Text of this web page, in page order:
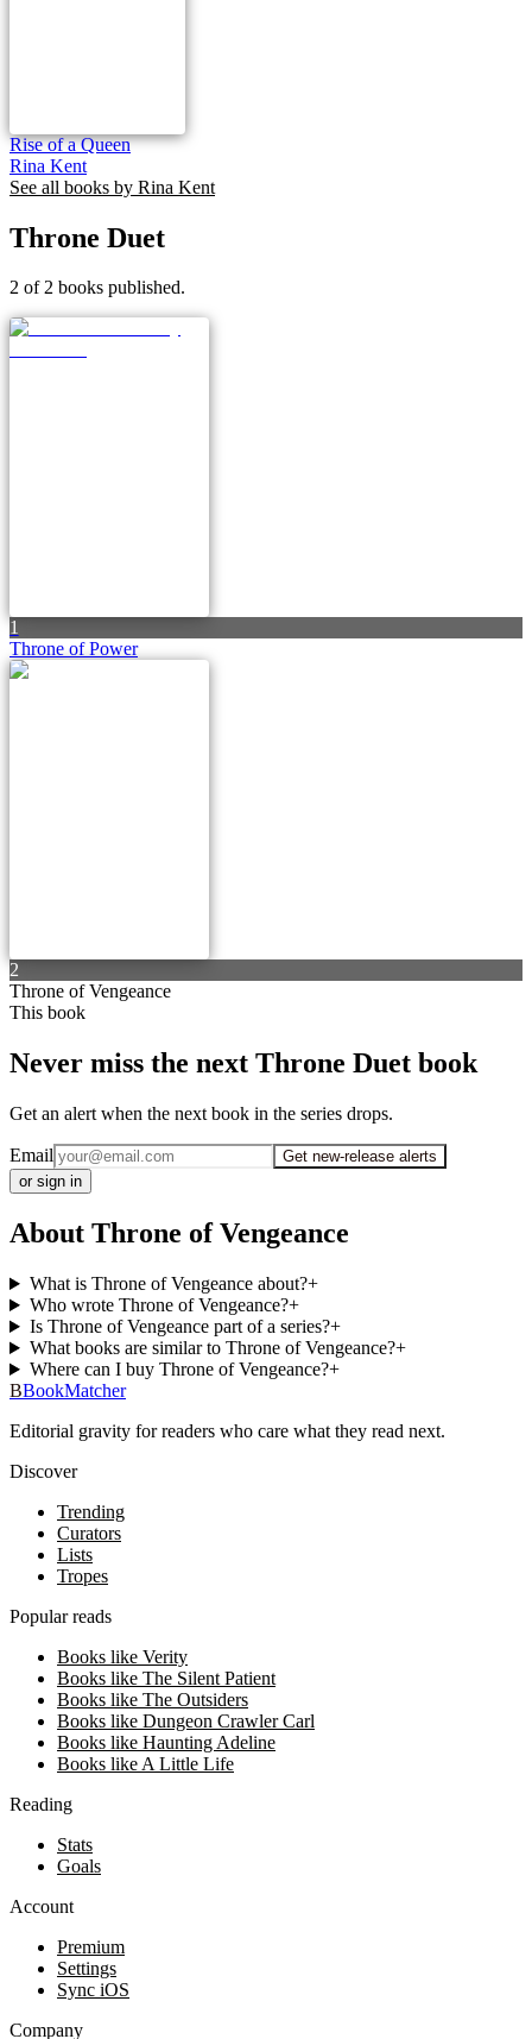
Rise of a Queen
Rina Kent
See all books by Rina Kent
Throne Duet
2 of 2 books published.
1
Throne of Power
2
Throne of Vengeance
This book
Never miss the next Throne Duet book
Get an alert when the next book in the series drops.
Email
Get new-release alerts
or sign in
About Throne of Vengeance
What is Throne of Vengeance about?+
Who wrote Throne of Vengeance?+
Is Throne of Vengeance part of a series?+
What books are similar to Throne of Vengeance?+
Where can I buy Throne of Vengeance?+
BBookMatcher
Editorial gravity for readers who care what they read next.
Discover
Trending
Curators
Lists
Tropes
Popular reads
Books like Verity
Books like The Silent Patient
Books like The Outsiders
Books like Dungeon Crawler Carl
Books like Haunting Adeline
Books like A Little Life
Reading
Stats
Goals
Account
Premium
Settings
Sync iOS
Company